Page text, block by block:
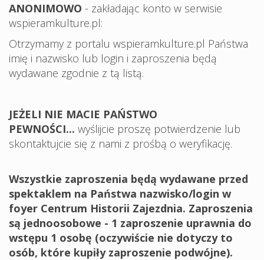
ANONIMOWO - zakładając konto w serwisie
wspieramkulture.pl:
Otrzymamy z portalu wspieramkulture.pl Państwa
imię i nazwisko lub login i zaproszenia będą
wydawane zgodnie z tą listą.
JEŻELI NIE MACIE PAŃSTWO
PEWNOŚCI... wyślijcie proszę potwierdzenie lub
skontaktujcie się z nami z prośbą o weryfikację.
Wszystkie zaproszenia będą wydawane przed
spektaklem na Państwa nazwisko/login w
foyer Centrum Historii Zajezdnia. Zaproszenia
są jednoosobowe - 1 zaproszenie uprawnia do
wstępu 1 osobę (oczywiście nie dotyczy to
osób, które kupiły zaproszenie podwójne).